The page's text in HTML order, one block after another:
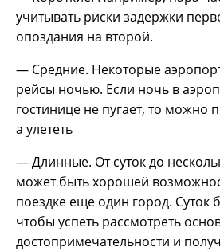
учитывать риски задержки
опоздания на второй.
— Средние. Некоторые
рейсы ночью. Если ночь в
гостинице не пугает, то можно
а улететь
— Длинные. От суток до
может быть хорошей
поездке еще один город. Суток
чтобы успеть рассмотреть
достопримечательности и